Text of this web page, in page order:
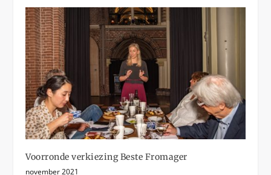
Voorronde verkiezing Beste Fromager
november 2021